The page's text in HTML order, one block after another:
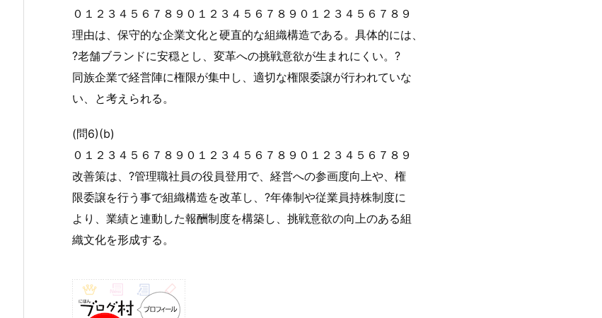
０１２３４５６７８９０１２３４５６７８９０１２３４５６７８９
理由は、保守的な企業文化と硬直的な組織構造である。具体的には、
?老舗ブランドに安穏とし、変革への挑戦意欲が生まれにくい。?
同族企業で経営陣に権限が集中し、適切な権限委譲が行われていな
い、と考えられる。
(問6)(b)
０１２３４５６７８９０１２３４５６７８９０１２３４５６７８９
改善策は、?管理職社員の役員登用で、経営への参画度向上や、権
限委譲を行う事で組織構造を改革し、?年俸制や従業員持株制度に
より、業績と連動した報酬制度を構築し、挑戦意欲の向上のある組
織文化を形成する。